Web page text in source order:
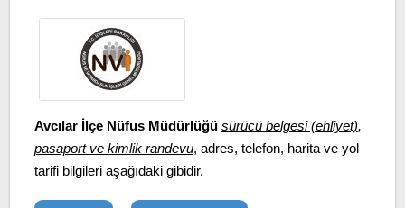
Avcılar İlçe Nüfus Müdürlüğü sürücü belgesi (ehliyet),
pasaport ve kimlik randevu, adres, telefon, harita ve yol
tarifi bilgileri aşağıdaki gibidir.